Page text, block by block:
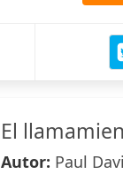
El
Autor: Paul